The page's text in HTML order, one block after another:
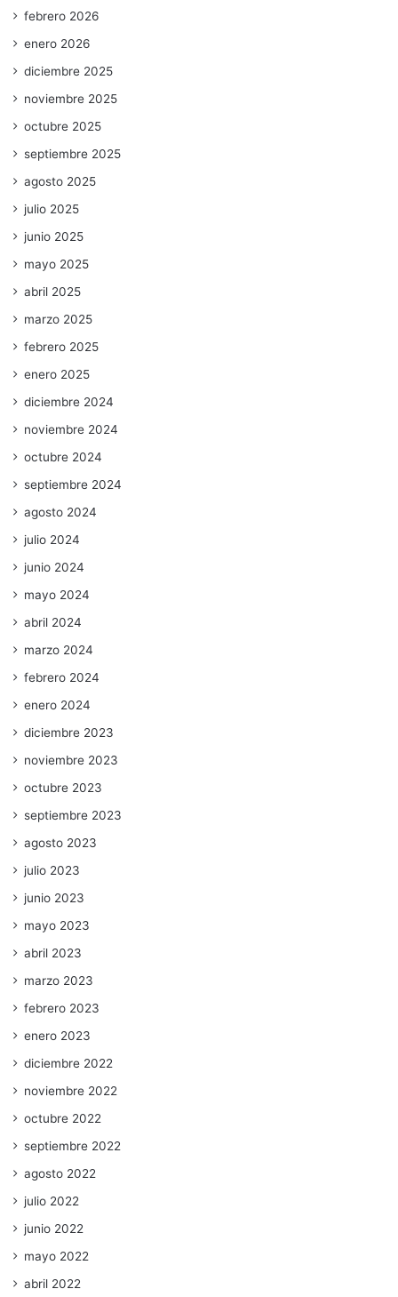
febrero 2026
enero 2026
diciembre 2025
noviembre 2025
octubre 2025
septiembre 2025
agosto 2025
julio 2025
junio 2025
mayo 2025
abril 2025
marzo 2025
febrero 2025
enero 2025
diciembre 2024
noviembre 2024
octubre 2024
septiembre 2024
agosto 2024
julio 2024
junio 2024
mayo 2024
abril 2024
marzo 2024
febrero 2024
enero 2024
diciembre 2023
noviembre 2023
octubre 2023
septiembre 2023
agosto 2023
julio 2023
junio 2023
mayo 2023
abril 2023
marzo 2023
febrero 2023
enero 2023
diciembre 2022
noviembre 2022
octubre 2022
septiembre 2022
agosto 2022
julio 2022
junio 2022
mayo 2022
abril 2022